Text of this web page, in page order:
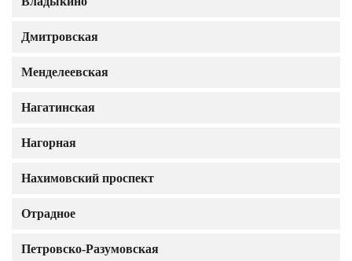
Дмитровская
Менделеевская
Нагатинская
Нагорная
Нахимовский проспект
Отрадное
Петровско-Разумовская